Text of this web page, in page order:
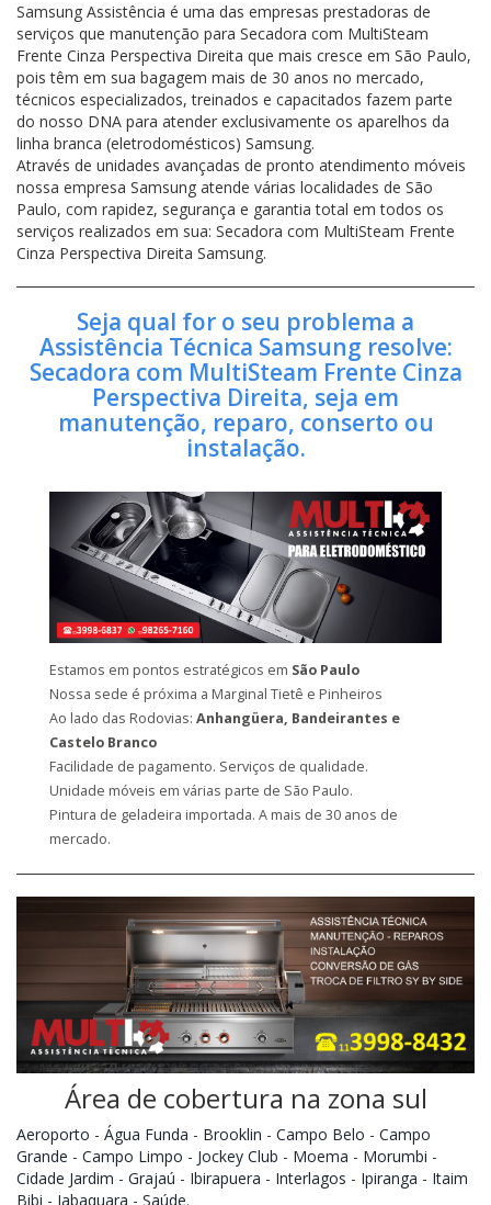
Samsung Assistência é uma das empresas prestadoras de
serviços que manutenção para Secadora com MultiSteam
Frente Cinza Perspectiva Direita que mais cresce em São Paulo,
pois têm em sua bagagem mais de 30 anos no mercado,
técnicos especializados, treinados e capacitados fazem parte
do nosso DNA para atender exclusivamente os aparelhos da
linha branca (eletrodomésticos) Samsung.
Através de unidades avançadas de pronto atendimento móveis
nossa empresa Samsung atende várias localidades de São
Paulo, com rapidez, segurança e garantia total em todos os
serviços realizados em sua: Secadora com MultiSteam Frente
Cinza Perspectiva Direita Samsung.
Seja qual for o seu problema a
Assistência Técnica Samsung resolve:
Secadora com MultiSteam Frente Cinza
Perspectiva Direita, seja em
manutenção, reparo, conserto ou
instalação.
Estamos em pontos estratégicos em São Paulo
Nossa sede é próxima a Marginal Tietê e Pinheiros
Ao lado das Rodovias: Anhangüera, Bandeirantes e
Castelo Branco
Facilidade de pagamento. Serviços de qualidade.
Unidade móveis em várias parte de São Paulo.
Pintura de geladeira importada. A mais de 30 anos de
mercado.
Área de cobertura na zona sul
Aeroporto - Água Funda - Brooklin - Campo Belo - Campo
Grande - Campo Limpo - Jockey Club - Moema - Morumbi -
Cidade Jardim - Grajaú - Ibirapuera - Interlagos - Ipiranga - Itaim
Bibi - Jabaquara - Saúde.